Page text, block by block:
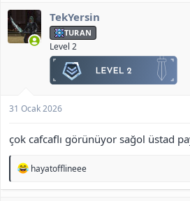
l
e
r
:
TekYersin
TURAN
Level 2
31 Ocak 2026
çok cafcaflı görünüyor sağol üstad
T
p
hayatofflineee